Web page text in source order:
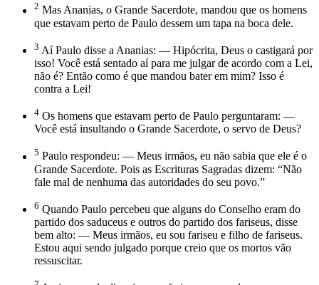
2 Mas Ananias, o Grande Sacerdote, mandou que os homens
que estavam perto de Paulo dessem um tapa na boca dele.
3 Aí Paulo disse a Ananias: — Hipócrita, Deus o castigará por
isso! Você está sentado aí para me julgar de acordo com a Lei,
não é? Então como é que mandou bater em mim? Isso é
contra a Lei!
4 Os homens que estavam perto de Paulo perguntaram: —
Você está insultando o Grande Sacerdote, o servo de Deus?
5 Paulo respondeu: — Meus irmãos, eu não sabia que ele é o
Grande Sacerdote. Pois as Escrituras Sagradas dizem: “Não
fale mal de nenhuma das autoridades do seu povo.”
6 Quando Paulo percebeu que alguns do Conselho eram do
partido dos saduceus e outros do partido dos fariseus, disse
bem alto: — Meus irmãos, eu sou fariseu e filho de fariseus.
Estou aqui sendo julgado porque creio que os mortos vão
ressuscitar.